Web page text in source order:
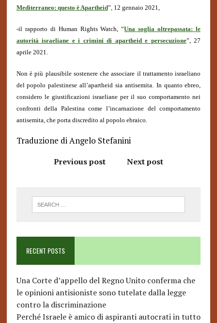
Mediterraneo: questo è Apartheid”, 12 gennaio 2021,
-il rapporto di Human Rights Watch, “Una soglia oltrepassata: le
autorità israeliane e i crimini di apartheid e persecuzione”, 27
aprile 2021.
Non è più plausibile sostenere che associare il trattamento israeliano
del popolo palestinese all’apartheid sia antisemita. In quanto ebreo,
considero le giustificazioni israeliane per il suo comportamento nei
confronti della Palestina come l’incarnazione del comportamento
antisemita, che porta discredito al popolo ebraico.
Traduzione di Angelo Stefanini
Previous post Next post
RECENT POSTS
Una Corte d’appello del Regno Unito conferma che
le opinioni antisioniste sono tutelate dalla legge
contro la discriminazione
Perché Israele è amico di aspiranti autocrati in tutto